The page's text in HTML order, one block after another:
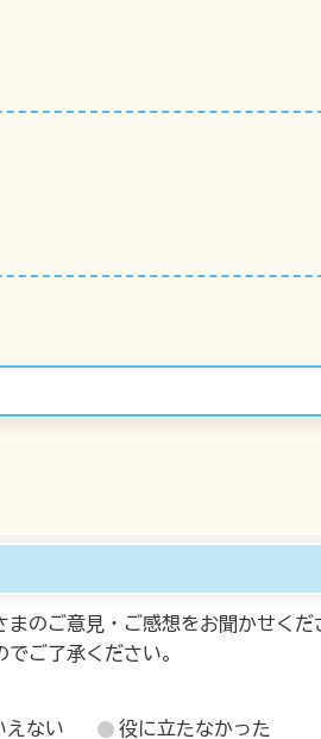
のご意見・ご感想をお聞かせくだ
ご了承ください。
えない 役に立たなかった